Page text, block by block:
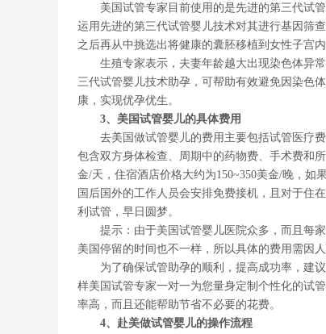
美国试管专家目前使用的是先进的第三代试管
运用先进的第三代试管婴儿技术对其进行基因筛
之后再从中挑选出将健康的囊胚移植到女性子宫
生殖专家表示，夫妻年龄越大出现染色体异常
三代试管婴儿技术助孕，可帮助有效避免因染色
康，实现优孕优生。
3、美国试管婴儿的具体费用
去美国做试管婴儿的费用主要包括试管医疗费
包含双方身体检查、周期中的药物费、手术费和
金/天，住宿酒店价格大约为150~350美金/晚，如
国后国外的工作人员会安排免费接机，且对于住
利试管，早日圆梦。
提示：由于美国试管婴儿医院众多，而且每家
美国停留的时间也不一样，所以具体的费用需因人
为了确保试管助孕的顺利，提高成功率，建议
样美国试管专家一对一为您量身定制个性化的试
率高，而且还能帮助节省不必要的花费。
4、赴美做试管婴儿的操作流程